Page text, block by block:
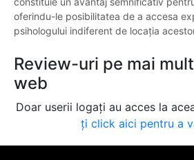
oferindu-le posibilitatea de a accesa
psihologului indiferent de locația
Review-uri pe mai
web
Doar userii logați au acces la
ți click aici pentru a